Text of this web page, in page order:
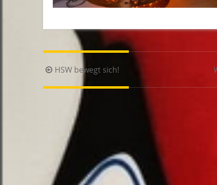
Beitragsnavigation
HSW bewegt sich!